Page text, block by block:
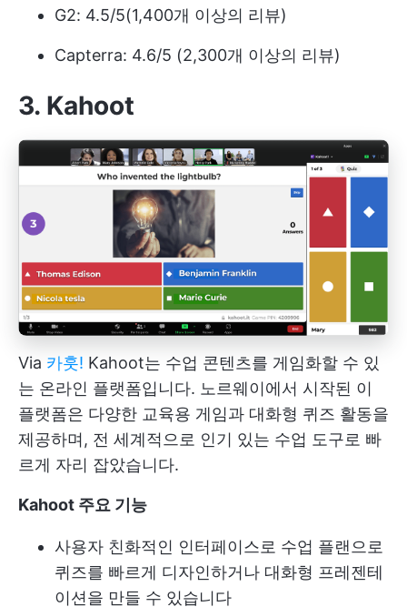
G2: 4.5/5(1,400개 이상의 리뷰)
Capterra: 4.6/5 (2,300개 이상의 리뷰)
3. Kahoot
Via 카훗! Kahoot는 수업 콘텐츠를 게임화할 수 있
는 온라인 플랫폼입니다. 노르웨이에서 시작된 이
플랫폼은 다양한 교육용 게임과 대화형 퀴즈 활동을
제공하며, 전 세계적으로 인기 있는 수업 도구로 빠
르게 자리 잡았습니다.
Kahoot 주요 기능
사용자 친화적인 인터페이스로 수업 플랜으로
퀴즈를 빠르게 디자인하거나 대화형 프레젠테
이션을 만들 수 있습니다